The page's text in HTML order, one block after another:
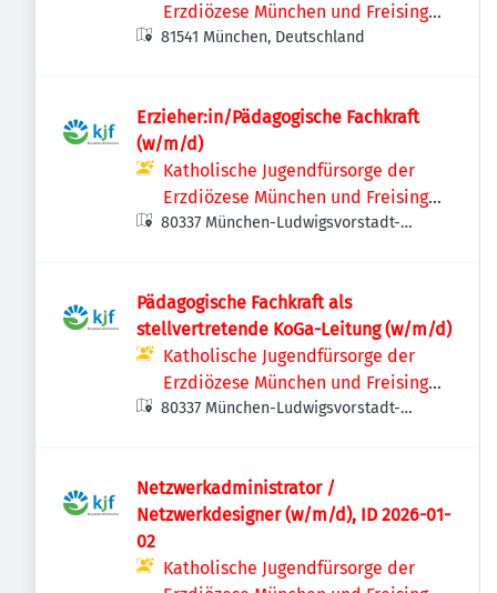
Erzdiözese München und Freising
e.V.
81541 München, Deutschland
Erzieher:in/Pädagogische Fachkraft
(w/m/d)
Katholische Jugendfürsorge der
Erzdiözese München und Freising
e.V.
80337 München-Ludwigsvorstadt-
Pädagogische Fachkraft als
stellvertretende KoGa-Leitung (w/m/d)
Katholische Jugendfürsorge der
Erzdiözese München und Freising
e.V.
80337 München-Ludwigsvorstadt-
Netzwerkadministrator /
Netzwerkdesigner (w/m/d), ID 2026-01-
02
Katholische Jugendfürsorge der